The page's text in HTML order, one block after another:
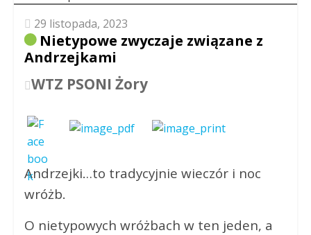
29 listopada, 2023
Nietypowe zwyczaje związane z
Andrzejkami
WTZ PSONI Żory
Andrzejki…to tradycyjnie wieczór i noc
wróżb.
O nietypowych wróżbach w ten jeden, a